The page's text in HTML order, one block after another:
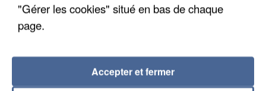
"Gérer les cookies" situé en bas de chaque
page.
Accepter et fermer